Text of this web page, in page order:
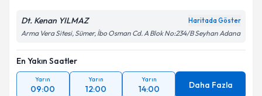
Dt. Kenan YILMAZ Haritada Göster
Arma Vera Sitesi, Sümer, İbo Osman Cd. A Blok No:234/B Seyhan Adana
En Yakın Saatler
Yarın
09:00
Yarın
12:00
Yarın
14:00 Daha Fazla